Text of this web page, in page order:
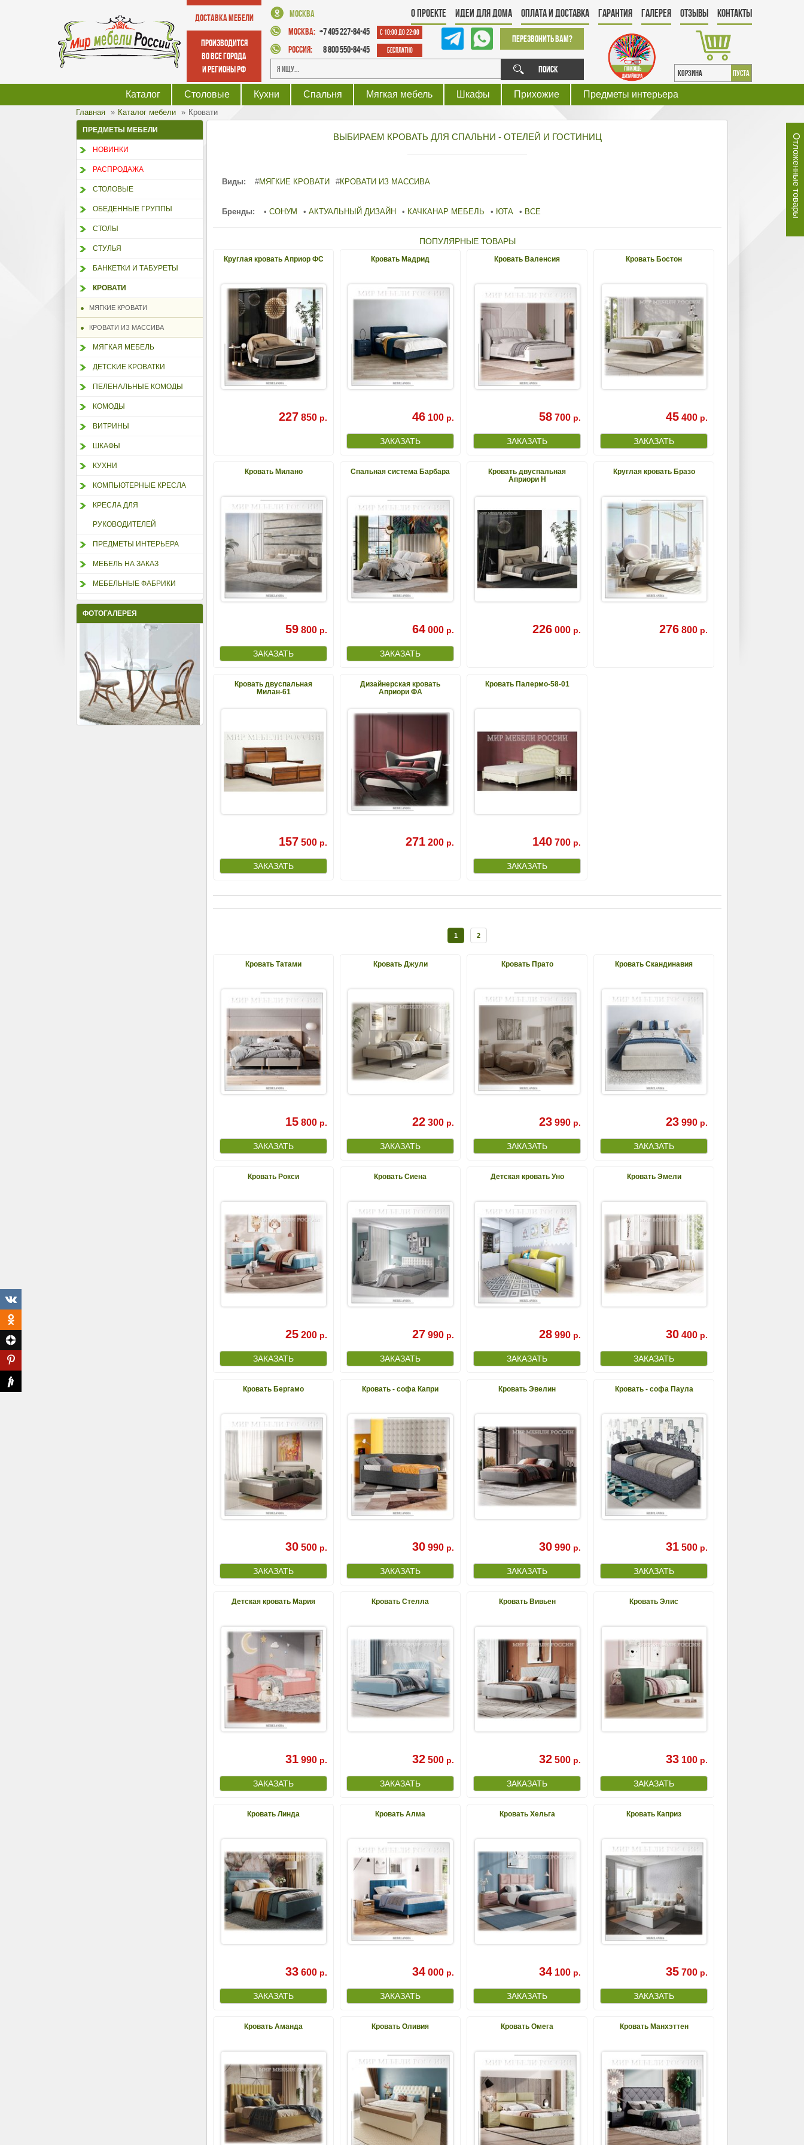
Доставка мебели
производится
во все города
и регионы РФ
Москва
Москва: +7 495 227-84-45 с 10:00 до 22:00
Россия: 8 800 550-84-45 Бесплатно
Перезвонить Вам?
Поиск КОРЗИНА пуста
О проекте Идеи для дома Оплата и Доставка Гарантия Галерея Отзывы Контакты
Каталог Столовые Кухни Спальня Мягкая мебель Шкафы Прихожие Предметы интерьера
Главная Каталог мебели Кровати
ВЫБИРАЕМ КРОВАТЬ ДЛЯ СПАЛЬНИ - ОТЕЛЕЙ И ГОСТИНИЦ
Виды: #МЯГКИЕ КРОВАТИ #КРОВАТИ ИЗ МАССИВА
Бренды: • СОНУМ • АКТУАЛЬНЫЙ ДИЗАЙН • КАЧКАНАР МЕБЕЛЬ • ЮТА • ВСЕ
ПОПУЛЯРНЫЕ ТОВАРЫ
Круглая кровать Априор ФС
227 850 р.
Кровать Мадрид
46 100 р.
Кровать Валенсия
58 700 р.
Кровать Бостон
45 400 р.
Кровать Милано
59 800 р.
Спальная система Барбара
64 000 р.
Кровать двуспальная
Априори Н
226 000 р.
Круглая кровать Бразо
276 800 р.
Кровать двуспальная
Милан-61
157 500 р.
Дизайнерская кровать
Априори ФА
271 200 р.
Кровать Палермо-58-01
140 700 р.
1 2
Кровать Татами
15 800 р.
Кровать Джули
22 300 р.
Кровать Прато
23 990 р.
Кровать Скандинавия
23 990 р.
Кровать Рокси
25 200 р.
Кровать Сиена
27 990 р.
Детская кровать Уно
28 990 р.
Кровать Эмели
30 400 р.
Кровать Бергамо
30 500 р.
Кровать - софа Капри
30 990 р.
Кровать Эвелин
30 990 р.
Кровать - софа Паула
31 500 р.
Детская кровать Мария
31 990 р.
Кровать Стелла
32 500 р.
Кровать Вивьен
32 500 р.
Кровать Элис
33 100 р.
Кровать Линда
33 600 р.
Кровать Алма
34 000 р.
Кровать Хельга
34 100 р.
Кровать Каприз
35 700 р.
Кровать Аманда Кровать Оливия Кровать Омега Кровать Манхэттен
ПРЕДМЕТЫ МЕБЕЛИ
НОВИНКИ
РАСПРОДАЖА
СТОЛОВЫЕ
ОБЕДЕННЫЕ ГРУППЫ
СТОЛЫ
СТУЛЬЯ
БАНКЕТКИ И ТАБУРЕТЫ
КРОВАТИ
МЯГКИЕ КРОВАТИ
КРОВАТИ ИЗ МАССИВА
МЯГКАЯ МЕБЕЛЬ
ДЕТСКИЕ КРОВАТКИ
ПЕЛЕНАЛЬНЫЕ КОМОДЫ
КОМОДЫ
ВИТРИНЫ
ШКАФЫ
КУХНИ
КОМПЬЮТЕРНЫЕ КРЕСЛА
КРЕСЛА ДЛЯ
РУКОВОДИТЕЛЕЙ
ПРЕДМЕТЫ ИНТЕРЬЕРА
МЕБЕЛЬ НА ЗАКАЗ
МЕБЕЛЬНЫЕ ФАБРИКИ
ФОТОГАЛЕРЕЯ
Отложенные товары